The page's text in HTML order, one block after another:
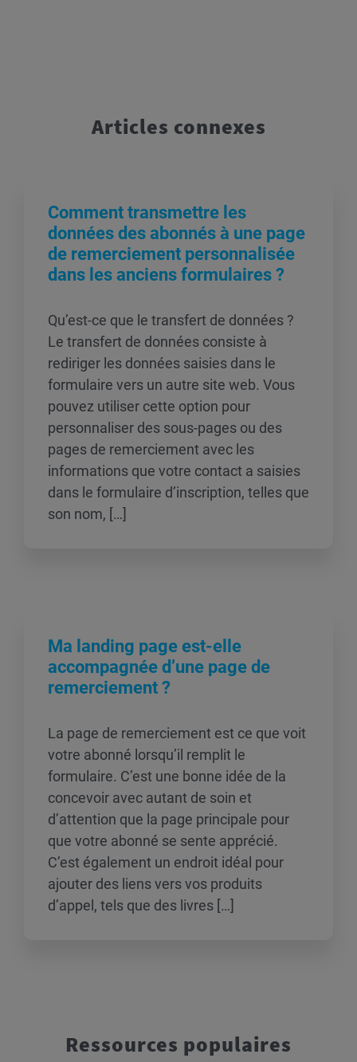
Articles connexes
Comment transmettre les
données des abonnés à une page
de remerciement personnalisée
dans les anciens formulaires ?
Qu’est-ce que le transfert de données ?
Le transfert de données consiste à
rediriger les données saisies dans le
formulaire vers un autre site web. Vous
pouvez utiliser cette option pour
personnaliser des sous-pages ou des
pages de remerciement avec les
informations que votre contact a saisies
dans le formulaire d’inscription, telles que
son nom, […]
Ma landing page est-elle
accompagnée d’une page de
remerciement ?
La page de remerciement est ce que voit
votre abonné lorsqu’il remplit le
formulaire. C’est une bonne idée de la
concevoir avec autant de soin et
d’attention que la page principale pour
que votre abonné se sente apprécié.
C’est également un endroit idéal pour
ajouter des liens vers vos produits
d’appel, tels que des livres […]
Ressources populaires